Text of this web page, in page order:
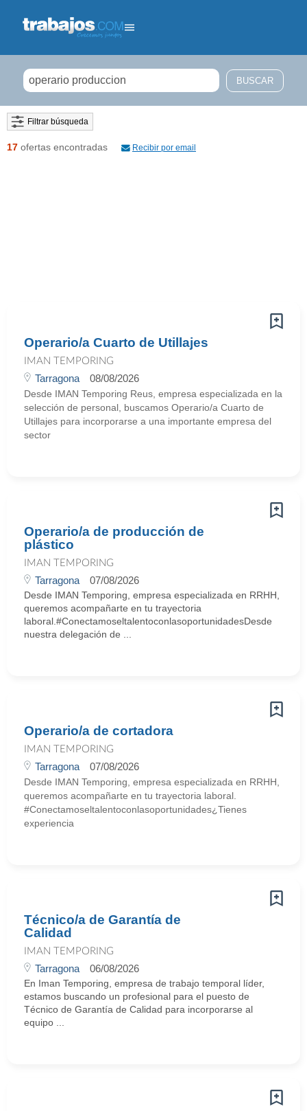
Filtrar búsqueda
17 ofertas encontradas Recibir por email
Operario/a Cuarto de Utillajes
IMAN TEMPORING
Tarragona 08/08/2026
Desde IMAN Temporing Reus, empresa especializada en la
selección de personal, buscamos Operario/a Cuarto de
Utillajes para incorporarse a una importante empresa del
sector
Operario/a de producción de
plástico
IMAN TEMPORING
Tarragona 07/08/2026
Desde IMAN Temporing, empresa especializada en RRHH,
queremos acompañarte en tu trayectoria
laboral.#ConectamoseltalentoconlasoportunidadesDesde
nuestra delegación de ...
Operario/a de cortadora
IMAN TEMPORING
Tarragona 07/08/2026
Desde IMAN Temporing, empresa especializada en RRHH,
queremos acompañarte en tu trayectoria laboral.
#Conectamoseltalentoconlasoportunidades¿Tienes
experiencia
Técnico/a de Garantía de
Calidad
IMAN TEMPORING
Tarragona 06/08/2026
En Iman Temporing, empresa de trabajo temporal líder,
estamos buscando un profesional para el puesto de
Técnico de Garantía de Calidad para incorporarse al
equipo ...